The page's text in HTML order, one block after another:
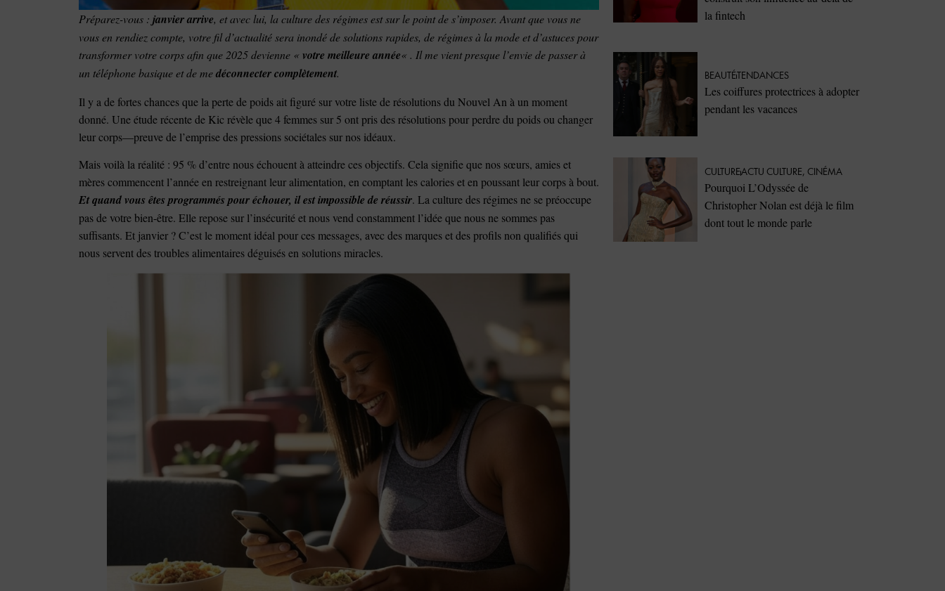
Préparez-vous : janvier arrive, et avec lui, la culture des régimes est sur le point de s’imposer. Avant que vous ne
vous en rendiez compte, votre fil d’actualité sera inondé de solutions rapides, de régimes à la mode et d’astuces pour
transformer votre corps afin que 2025 devienne «votre meilleure année« . Il me vient presque l’envie de passer à
un téléphone basique et de medéconnecter complètement.
Il y a de fortes chances que la perte de poids ait figuré sur votre liste de résolutions du Nouvel An à un moment
donné. Une étude récente de Kic révèle que 4 femmes sur 5 ont pris des résolutions pour perdre du poids ou changer
leur corps—preuve de l’emprise des pressions sociétales sur nos idéaux.
Mais voilà la réalité : 95 % d’entre nous échouent à atteindre ces objectifs. Cela signifie que nos sœurs, amies et
mères commencent l’année en restreignant leur alimentation, en comptant les calories et en poussant leur corps à bout.
Et quand vous êtes programmés pour échouer, il est impossible de réussir. La culture des régimes ne se préoccupe
pas de votre bien-être. Elle repose sur l’insécurité et nous vend constamment l’idée que nous ne sommes pas
suffisants. Et janvier ? C’est le moment idéal pour ces messages, avec des marques et des profils non qualifiés qui
nous servent des troubles alimentaires déguisés en solutions miracles.
la fintech
BEAUTÉTENDANCES
Les coiffures protectrices à adopter
pendant les vacances
CULTUREACTU CULTURE, CINÉMA
Pourquoi L’Odyssée de
Christopher Nolan est déjà le film
dont tout le monde parle